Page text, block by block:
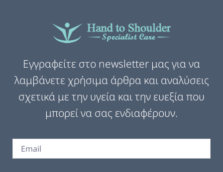
Εγγραφείτε στο newsletter μας για να
λαμβάνετε χρήσιμα άρθρα και αναλύσεις
σχετικά με την υγεία και την ευεξία που
μπορεί να σας ενδιαφέρουν.